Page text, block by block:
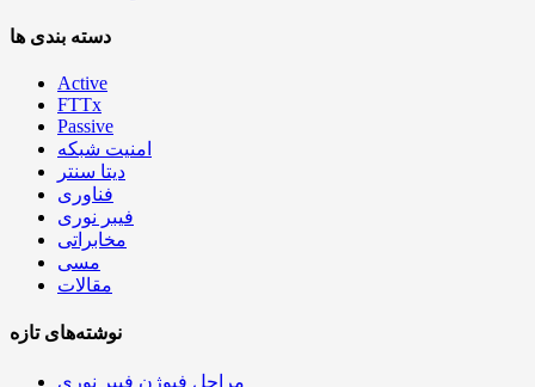
دسته بندی ها
Active
FTTx
Passive
امنیت شبکه
دیتا سنتر
فناوری
فیبر نوری
مخابراتی
مسی
مقالات
نوشته‌های تازه
مراحل فیوژن فیبر نوری